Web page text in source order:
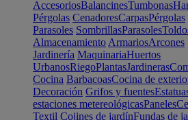
AccesoriosBalancinesTumbonas
Pérgolas CenadoresCarpasPérgolas
Parasoles SombrillasParasoles
Almacenamiento ArmariosArcones
Jardinería MaquinariaHuertos
UrbanosRiegoPlantasJardineras
Cocina BarbacoasCocina de
Decoración Grifos y fuentes
estaciones metereológicasPaneles
Textil Cojines de jardínFundas de